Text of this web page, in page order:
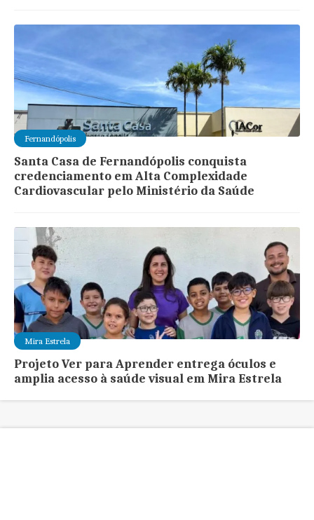
Fernandópolis
Santa Casa de Fernandópolis conquista
credenciamento em Alta Complexidade
Cardiovascular pelo Ministério da Saúde
Mira Estrela
Projeto Ver para Aprender entrega óculos e
amplia acesso à saúde visual em Mira Estrela